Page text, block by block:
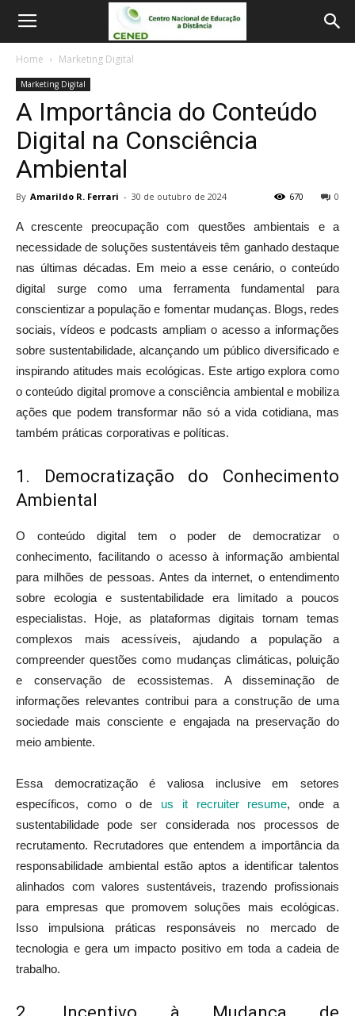
Home Marketing Digital
Marketing Digital
A Importância do Conteúdo
Digital na Consciência
Ambiental
By Amarildo R. Ferrari - 30 de outubro de 2024 0
670
A crescente preocupação com questões ambientais e a
necessidade de soluções sustentáveis têm ganhado destaque
nas últimas décadas. Em meio a esse cenário, o conteúdo
digital surge como uma ferramenta fundamental para
conscientizar a população e fomentar mudanças. Blogs, redes
sociais, vídeos e podcasts ampliam o acesso a informações
sobre sustentabilidade, alcançando um público diversificado e
inspirando atitudes mais ecológicas. Este artigo explora como
o conteúdo digital promove a consciência ambiental e mobiliza
ações que podem transformar não só a vida cotidiana, mas
também práticas corporativas e políticas.
1. Democratização do Conhecimento
Ambiental
O conteúdo digital tem o poder de democratizar o
conhecimento, facilitando o acesso à informação ambiental
para milhões de pessoas. Antes da internet, o entendimento
sobre ecologia e sustentabilidade era limitado a poucos
especialistas. Hoje, as plataformas digitais tornam temas
complexos mais acessíveis, ajudando a população a
compreender questões como mudanças climáticas, poluição
e conservação de ecossistemas. A disseminação de
informações relevantes contribui para a construção de uma
sociedade mais consciente e engajada na preservação do
meio ambiente.
Essa democratização é valiosa inclusive em setores
específicos, como o de us it recruiter resume, onde a
sustentabilidade pode ser considerada nos processos de
recrutamento. Recrutadores que entendem a importância da
responsabilidade ambiental estão aptos a identificar talentos
alinhados com valores sustentáveis, trazendo profissionais
para empresas que promovem soluções mais ecológicas.
Isso impulsiona práticas responsáveis no mercado de
tecnologia e gera um impacto positivo em toda a cadeia de
trabalho.